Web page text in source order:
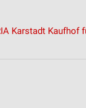
Karstadt Kaufhof